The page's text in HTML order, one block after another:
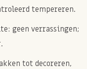
tempereren.
: geen verrassingen;
tot decoreren,